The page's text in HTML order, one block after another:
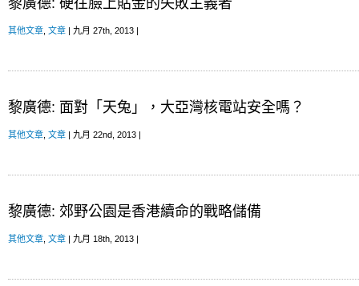
黎廣德: 硬往臉上貼金的失敗主義者
其他文章 文章 | 九月 27th, 2013 |
黎廣德: 面對「天兔」，大亞灣核電站安全嗎？
其他文章 文章 | 九月 22nd, 2013 |
黎廣德: 郊野公園是香港續命的戰略儲備
其他文章 文章 | 九月 18th, 2013 |